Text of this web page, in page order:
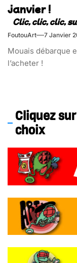
janvier !
FoutouArt 7 Janvier
Mouais débarque
l’acheter !
Cliquez
choix